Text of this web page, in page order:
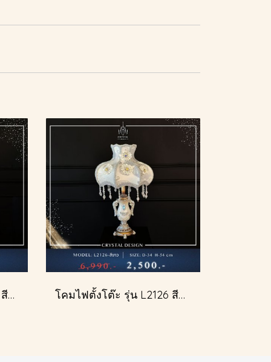
โคมไฟตั้งโต๊ะ รุ่น L2049 สีทอง (ตั้งโต๊ะ) โคมไฟตั้งโต๊ะ รุ่น L2126 สีขาว (ตั้งโต๊ะ)